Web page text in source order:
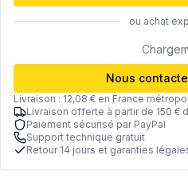
ou achat
Nous
Livraison : 12,08 € en France
Livraison offerte à partir de 150 €
Paiement sécurisé par PayPal
Support technique gratuit
Retour 14 jours et garanties